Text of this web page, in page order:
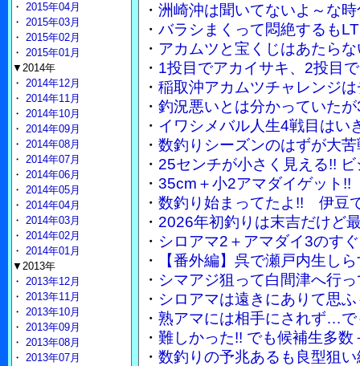
・ 洲崎沖は聞いてないよ～な
・ バラシまくって悶絶するも
・ アカムツと宝くじはあたら
・ 1投目でアカイサキ、2投目
・ 稲取沖アカムツチャレンジ
・ 釣況悪いとは分かっていた
・ イワシメバル人生4戦目はい
・ 数釣りシーズンのはずが大
・ 25センチが小さく見える!!
・ 35cm＋小2アマダイゲット
・ 数釣り始まってたよ!! 伊豆
・ 2026年初釣りは末吉だけど
・ シロアマ2＋アマダイ3のす
・
【番外編】呉で瀬戸内生し
・ シマアジ狙って白間津へ行
・ シロアマは遠きにありて思
・ 熟アマには相手にされず…
・ 難しかった!! でも候補生多
・ 数釣りの予兆あるも良型狙
・ 2015年04月
・ 2015年03月
・ 2015年02月
・ 2015年01月
▼2014年
・ 2014年12月
・ 2014年11月
・ 2014年10月
・ 2014年09月
・ 2014年08月
・ 2014年07月
・ 2014年06月
・ 2014年05月
・ 2014年04月
・ 2014年03月
・ 2014年02月
・ 2014年01月
▼2013年
・ 2013年12月
・ 2013年11月
・ 2013年10月
・ 2013年09月
・ 2013年08月
・ 2013年07月